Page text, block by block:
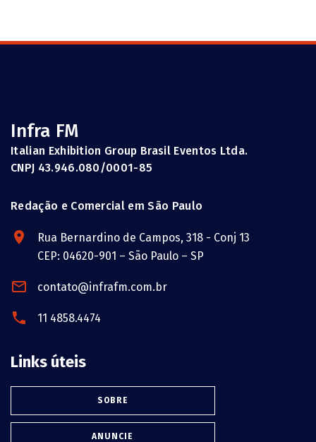
Infra FM
Italian Exhibition Group Brasil Eventos Ltda.
CNPJ 43.946.080/0001-85
Redação e Comercial em São Paulo
Rua Bernardino de Campos, 318 - Conj 13
CEP: 04620-901 – São Paulo – SP
contato@infrafm.com.br
11 4858.4474
Links úteis
SOBRE
ANUNCIE